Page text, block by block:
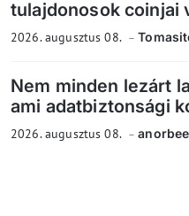
tulajdonosok coinjai
2026. augusztus 08.
Nem minden lezárt
ami adatbiztonsági
2026. augusztus 08. anorbee